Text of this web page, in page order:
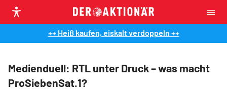
++ Heiß kaufen, eiskalt verdoppeln ++
Medienduell: RTL unter Druck – was macht
ProSiebenSat.1?